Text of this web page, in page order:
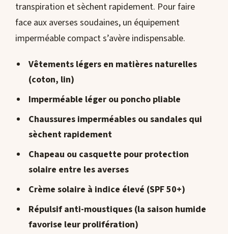
transpiration et sèchent rapidement. Pour faire
face aux averses soudaines, un équipement
imperméable compact s’avère indispensable.
Vêtements légers en matières naturelles
(coton, lin)
Imperméable léger ou poncho pliable
Chaussures imperméables ou sandales qui
sèchent rapidement
Chapeau ou casquette pour protection
solaire entre les averses
Crème solaire à indice élevé (SPF 50+)
Répulsif anti-moustiques (la saison humide
favorise leur prolifération)